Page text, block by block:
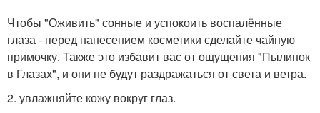
Чтобы "Оживить" сонные и успокоить воспалённые
глаза - перед нанесением косметики сделайте чайную
примочку. Также это избавит вас от ощущения "Пылинок
в Глазах", и они не будут раздражаться от света и ветра.
2. увлажняйте кожу вокруг глаз.